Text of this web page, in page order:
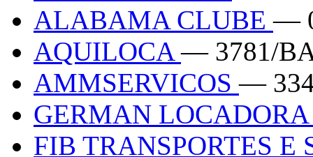
ALABAMA CLUBE—
AQUILOCA— 3781/
AMMSERVICOS—
GERMAN
FIB TRANSPORTES E